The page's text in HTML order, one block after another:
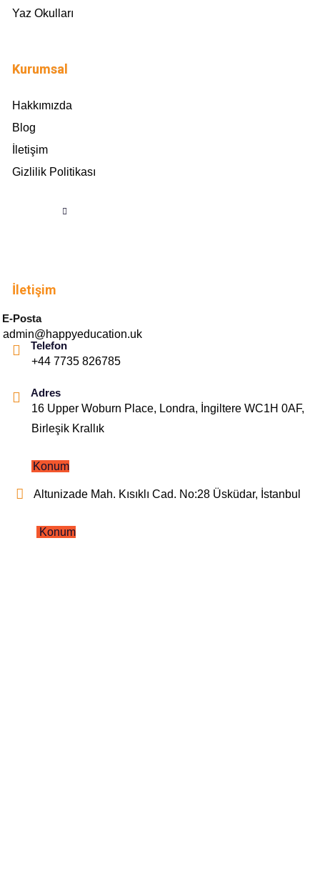
Yaz Okulları
Kurumsal
Hakkımızda
Blog
İletişim
Gizlilik Politikası
İletişim
E-Posta
admin@happyeducation.uk
Telefon
+44 7735 826785
Adres
16 Upper Woburn Place, Londra, İngiltere WC1H 0AF,
Birleşik Krallık
Konum
Altunizade Mah. Kısıklı Cad. No:28 Üsküdar, İstanbul
Konum